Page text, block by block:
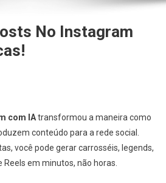
No Instagram
com IAtransformou a maneira como
conteúdo para a rede social.
você pode gerar carrosséis, legends,
em minutos, não horas.